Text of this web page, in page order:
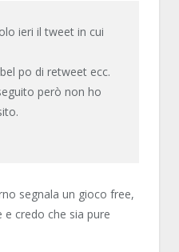
ieri il tweet in cui
po di retweet ecc.
però non ho
segnala un gioco free,
e credo che sia pure